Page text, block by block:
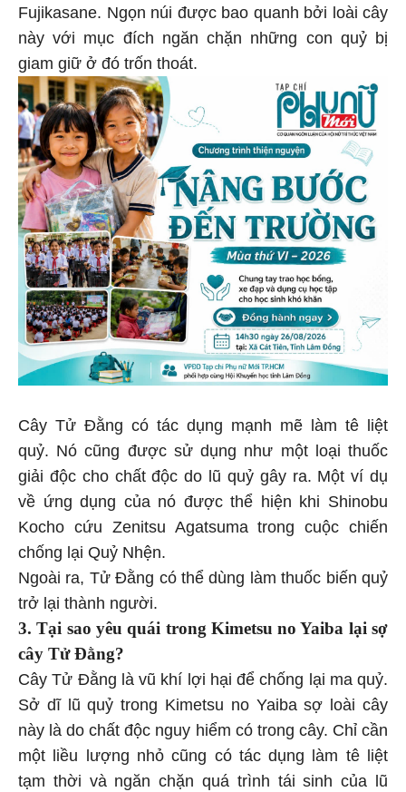
Fujikasane. Ngọn núi được bao quanh bởi loài cây
này với mục đích ngăn chặn những con quỷ bị
giam giữ ở đó trốn thoát.
Cây Tử Đằng có tác dụng mạnh mẽ làm tê liệt
quỷ. Nó cũng được sử dụng như một loại thuốc
giải độc cho chất độc do lũ quỷ gây ra. Một ví dụ
về ứng dụng của nó được thể hiện khi Shinobu
Kocho cứu Zenitsu Agatsuma trong cuộc chiến
chống lại Quỷ Nhện.
Ngoài ra, Tử Đằng có thể dùng làm thuốc biến quỷ
trở lại thành người.
3. Tại sao yêu quái trong Kimetsu no Yaiba lại sợ
cây Tử Đằng?
Cây Tử Đằng là vũ khí lợi hại để chống lại ma quỷ.
Sở dĩ lũ quỷ trong Kimetsu no Yaiba sợ loài cây
này là do chất độc nguy hiểm có trong cây. Chỉ cần
một liều lượng nhỏ cũng có tác dụng làm tê liệt
tạm thời và ngăn chặn quá trình tái sinh của lũ